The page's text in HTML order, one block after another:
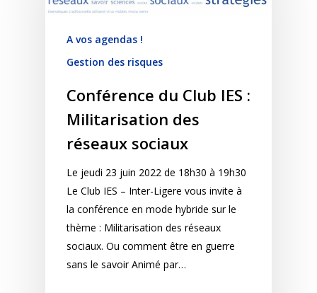
A vos agendas !
Gestion des risques
Conférence du Club IES :
Militarisation des
réseaux sociaux
Le jeudi 23 juin 2022 de 18h30 à 19h30
Le Club IES – Inter-Ligere vous invite à
la conférence en mode hybride sur le
thème : Militarisation des réseaux
sociaux. Ou comment être en guerre
sans le savoir Animé par…